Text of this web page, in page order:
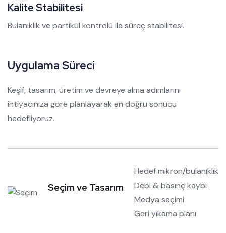
Kalite Stabilitesi
Bulanıklık ve partikül kontrolü ile süreç stabilitesi.
Uygulama Süreci
Keşif, tasarım, üretim ve devreye alma adımlarını
ihtiyacınıza göre planlayarak en doğru sonucu
hedefliyoruz.
Seçim ve Tasarım
Hedef mikron/bulanıklık
Debi & basınç kaybı
Medya seçimi
Geri yıkama planı